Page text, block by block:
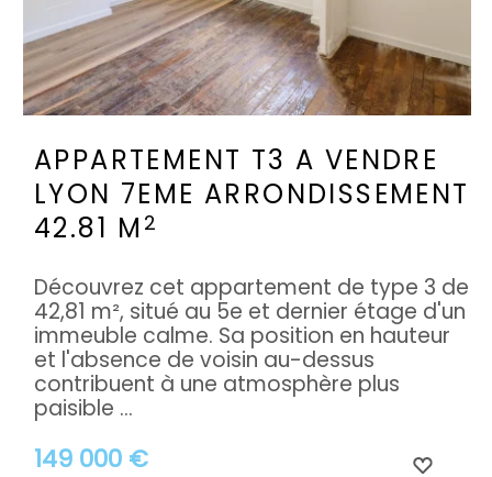
APPARTEMENT T3 A VENDRE
LYON 7EME ARRONDISSEMENT
42.81 M 2
149 000 €
Découvrez cet appartement de type 3 de
42,81 m², situé au 5e et dernier étage d'un
immeuble calme. Sa position en hauteur
et l'absence de voisin au-dessus
contribuent à une atmosphère plus
paisible ...